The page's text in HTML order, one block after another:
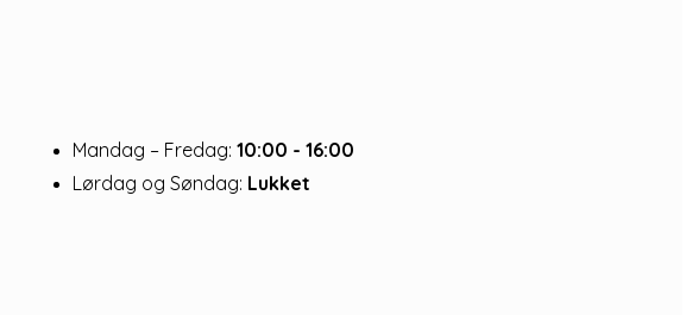
Mandag – Fredag: 10:00 - 16:00
Lørdag og Søndag: Lukket